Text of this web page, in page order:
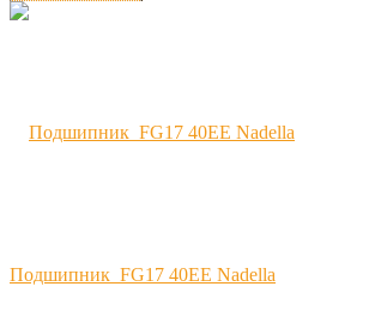
Подшипник FG17 40EE Nadella